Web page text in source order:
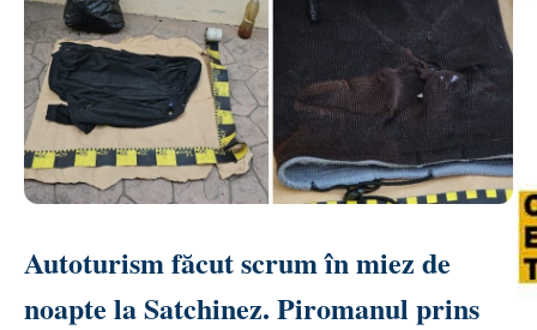
Autoturism făcut scrum în miez de
noapte la Satchinez. Piromanul prins